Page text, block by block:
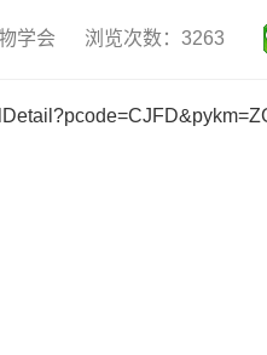
学会 浏览次数：3263